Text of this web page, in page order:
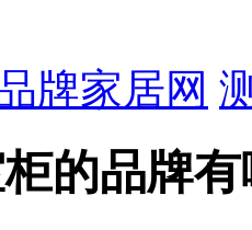
牌家居网
的品牌